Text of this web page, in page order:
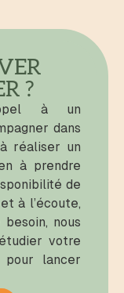
?
à un
dans
réaliser un
à prendre
de
à l’écoute,
nous
votre
pour lancer